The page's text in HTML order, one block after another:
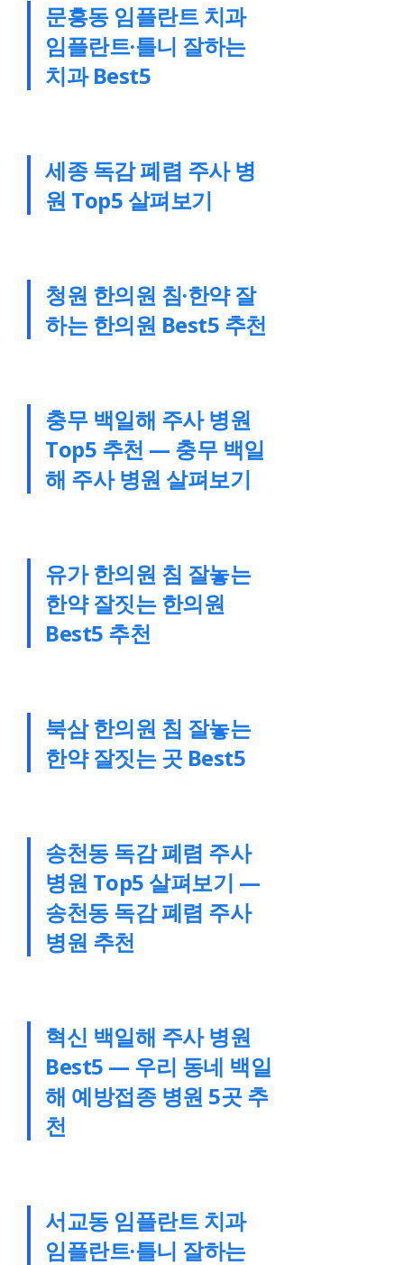
문흥동 임플란트 치과
임플란트·틀니 잘하는
치과 Best5
세종 독감 폐렴 주사 병
원 Top5 살펴보기
청원 한의원 침·한약 잘
하는 한의원 Best5 추천
충무 백일해 주사 병원
Top5 추천 — 충무 백일
해 주사 병원 살펴보기
유가 한의원 침 잘놓는
한약 잘짓는 한의원
Best5 추천
북삼 한의원 침 잘놓는
한약 잘짓는 곳 Best5
송천동 독감 폐렴 주사
병원 Top5 살펴보기 —
송천동 독감 폐렴 주사
병원 추천
혁신 백일해 주사 병원
Best5 — 우리 동네 백일
해 예방접종 병원 5곳 추
천
서교동 임플란트 치과
임플란트·틀니 잘하는